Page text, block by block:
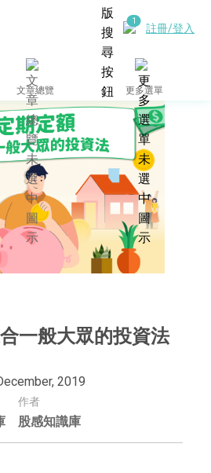
註冊/登入
文章總覽 更多選單
一般大眾的投資法
2019
作者
股感知識庫